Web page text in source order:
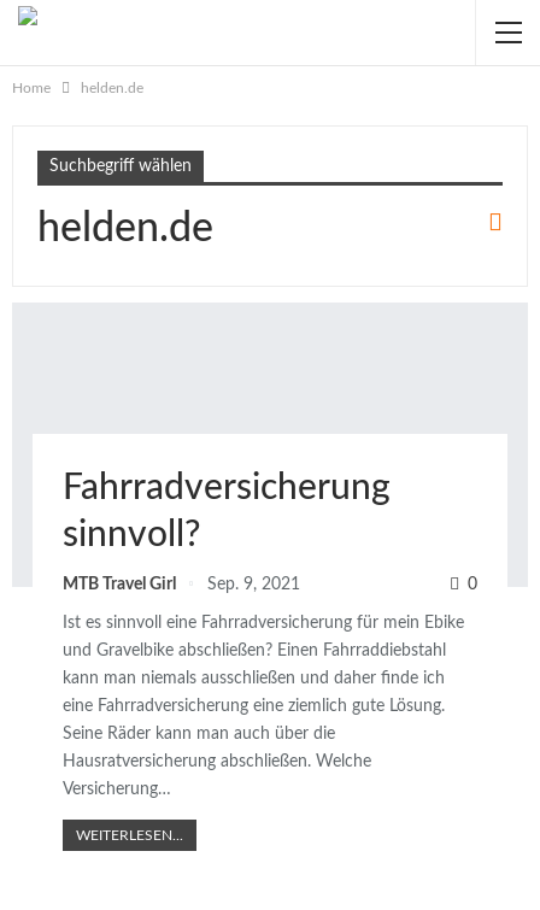
Home helden.de
Suchbegriff wählen
helden.de
Fahrradversicherung
sinnvoll?
MTB Travel Girl Sep. 9, 2021 0
Ist es sinnvoll eine Fahrradversicherung für mein Ebike
und Gravelbike abschließen? Einen Fahrraddiebstahl
kann man niemals ausschließen und daher finde ich
eine Fahrradversicherung eine ziemlich gute Lösung.
Seine Räder kann man auch über die
Hausratversicherung abschließen. Welche
Versicherung…
WEITERLESEN...